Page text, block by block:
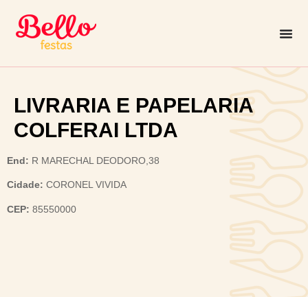
LIVRARIA E PAPELARIA
COLFERAI LTDA
End: R MARECHAL DEODORO,38
Cidade: CORONEL VIVIDA
CEP: 85550000